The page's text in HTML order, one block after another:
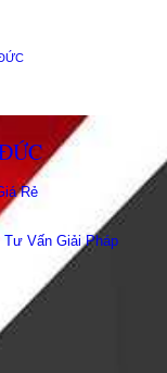
Rẻ
Tư Vấn Giải Pháp